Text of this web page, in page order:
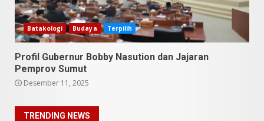
Batakologi Budaya Terpilih
Profil Gubernur Bobby Nasution dan Jajaran
Pemprov Sumut
Desember 11, 2025
TRENDING NEWS
1
Utara Bukan Cuma Medan dan
Danau Toba
Juli 31, 2026
2
5 Kuliner Sumatera Utara yang
Juli 13, 2026